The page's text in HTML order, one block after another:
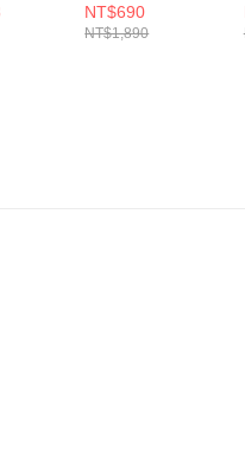
NT$690
NT$1,890